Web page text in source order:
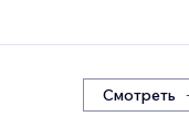
Смотреть